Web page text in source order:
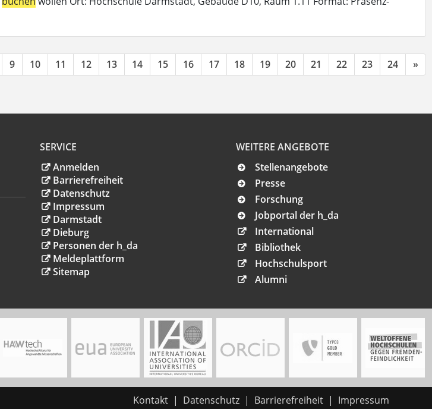
9 10 11 12 13 14 15 16 17 18 19 20 21 22 23 24 »
SERVICE
Anmelden
Barrierefreiheit
Datenschutz
Impressum
Darmstadt
Dieburg
Personen der h_da
Meldeplattform
Sitemap
WEITERE ANGEBOTE
Stellenangebote
Presse
Forschung
Jobportal der h_da
International
Bibliothek
Hochschulsport
Alumni
Kontakt Datenschutz Barrierefreiheit Impressum